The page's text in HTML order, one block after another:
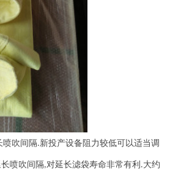
喷吹间隔.新投产设备阻力较低可以适当调
喷吹间隔,对延长滤袋寿命非常有利 .大约